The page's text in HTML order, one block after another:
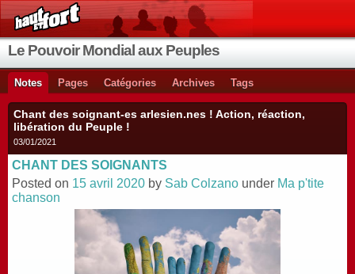
Le Pouvoir Mondial aux Peuples
Notes Pages Catégories Archives Tags
Chant des soignant-es arlesien.nes ! Action, réaction,
libération du Peuple !
03/01/2021
CHANT DES SOIGNANTS
Posted on 15 avril 2020 by Sab Colzano under Ma p'tite
chanson